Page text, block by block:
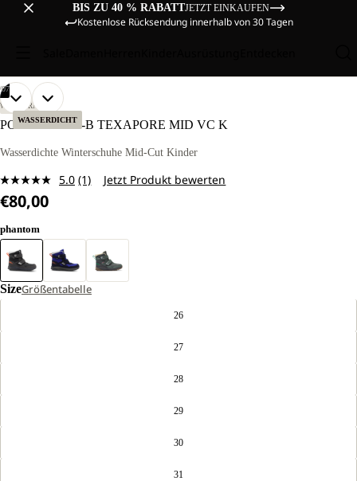
BIS ZU 40 % RABATTJETZT EINKAUFEN
Kostenlose Rücksendung innerhalb von 30 Tagen
WASSERDICHT
07
BILD
IM
ÖFFNEN
BILD
IM
ÖFFNEN
BILD
IM
ÖFFNEN
BILD
IM
ÖFFNEN
BILD
IM
ÖFFNEN
BILD
IM
ÖFFNEN
BILD
IM
ÖFFNEN
WANDERN
POLAR BEAR-B TEXAPORE MID VC K
Wasserdichte Winterschuhe Mid-Cut Kinder
5.0 Bewertung
derselben
Seite.
(1) Jetzt Produkt bewerten
€80,00
phantom
SizeGrößentabelle
26
27
28
29
30
31